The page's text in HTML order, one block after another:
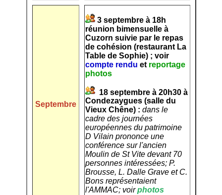
Septembre
3 septembre à 18h
réunion bimensuelle à
Cuzorn suivie par le repas
de cohésion (restaurant La
Table de Sophie) ; voir
compte rendu et reportage
photos
18 septembre à 20h30 à
Condezaygues (salle du
Vieux Chêne) : dans le
cadre des journées
européennes du patrimoine
D Vilain prononce une
conférence sur l'ancien
Moulin de St Vite devant 70
personnes intéressées; P.
Brousse, L. Dalle Grave et C.
Bons représentaient
l'AMMAC; voirphotos